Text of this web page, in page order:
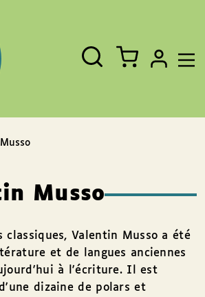
Musso
classiques, Valentin Musso a été
et de langues anciennes
à l'écriture. Il est
dizaine de polars et